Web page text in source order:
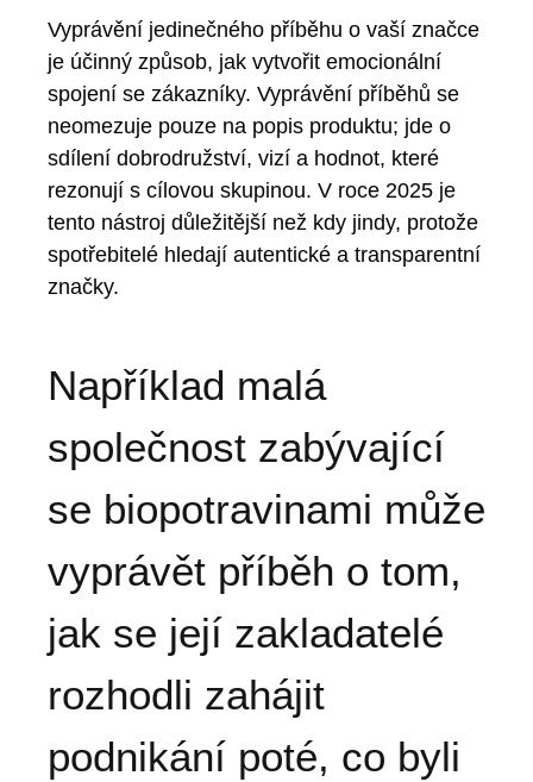
Vyprávění jedinečného příběhu o vaší značce
je účinný způsob, jak vytvořit emocionální
spojení se zákazníky. Vyprávění příběhů se
neomezuje pouze na popis produktu; jde o
sdílení dobrodružství, vizí a hodnot, které
rezonují s cílovou skupinou. V roce 2025 je
tento nástroj důležitější než kdy jindy, protože
spotřebitelé hledají autentické a transparentní
značky.
Například malá
společnost zabývající
se biopotravinami může
vyprávět příběh o tom,
jak se její zakladatelé
rozhodli zahájit
podnikání poté, co byli